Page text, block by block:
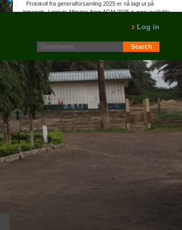
Log in
Protokoll fra generalforsamling 2025 er nå lagt ut på
Intranett. Logg in. Minutes from AGM 2025 is now available